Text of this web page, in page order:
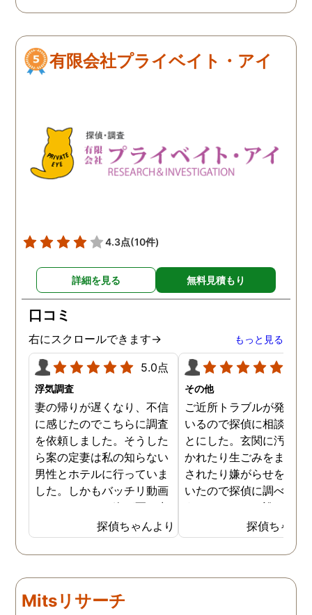
当時の私と同じように思
れば、まずは相談だけで
してみられたらいかがか
と思います。
有限会社プライベイト・アイ
4.3点(10件)
詳細を見る 無料見積もり
口コミ
右にスクロールできます→ もっと見る
5.0点
浮気調査
妻の帰りが遅くなり、不信
に感じたのでこちらに調査
を依頼しました。そうした
ら案の定妻は私の知らない
男性とホテルに行っていま
した。しかもバッチリ動画
でキスしている姿が写し出
されていました。本当にシ
ョックでしたが、これでス
ッキリしました。裁判では
士と一緒に戦っていこうと
思います。探偵に支払った
探偵ちゃんより
その他
ご近所トラブルが発生し
いるので探偵に相談する
とにした。玄関に汚物を
かれたり生ごみをまき散
されたり嫌がらせを受け
いたので探偵に調べても
うことにした。誰がやっ
いるのか何が原因なのか
べてもらうと隣の奥さん
った。痴呆症が進み被害
だ。普段は普通なのに夜
探偵ちゃん
Mitsリサーチ